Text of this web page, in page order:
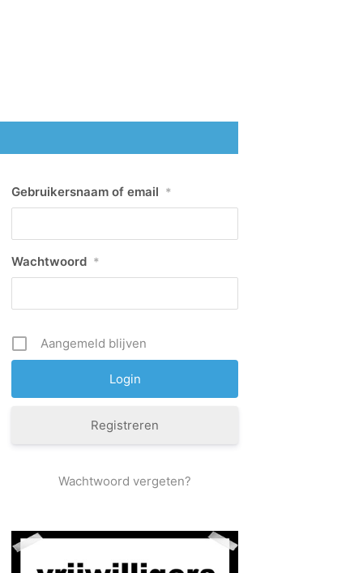
Gebruikersnaam of email *
Wachtwoord *
Aangemeld blijven
Registreren
Wachtwoord vergeten?